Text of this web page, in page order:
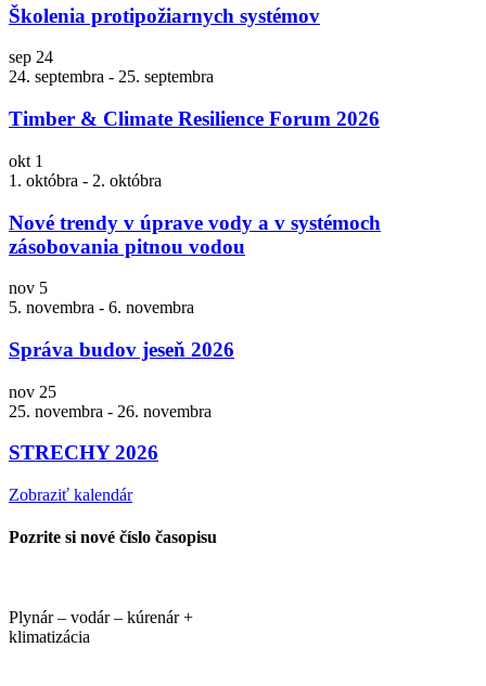
Školenia protipožiarnych systémov
sep 24
24. septembra - 25. septembra
Timber & Climate Resilience Forum 2026
okt 1
1. októbra - 2. októbra
Nové trendy v úprave vody a v systémoch
zásobovania pitnou vodou
nov 5
5. novembra - 6. novembra
Správa budov jeseň 2026
nov 25
25. novembra - 26. novembra
STRECHY 2026
Zobraziť kalendár
Pozrite si nové číslo časopisu
Plynár – vodár – kúrenár +
klimatizácia